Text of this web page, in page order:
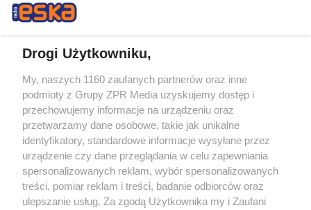
Żaden utwór zamieszczony w serwisie nie może być powielany i
rozpowszechniany lub dalej rozpowszechniany w jakikolwiek sposób (w
tym także elektroniczny lub mechaniczny) na jakimkolwiek polu
eksploatacji w jakiejkolwiek formie, włącznie z umieszczaniem w
Internecie bez pisemnej zgody właściciela praw. Jakiekolwiek użycie lub
wykorzystanie utworów w całości lub w części z naruszeniem prawa,
tzn. bez właściwej zgody, jest zabronione pod groźbą kary i może być
ścigane prawnie.
Drogi Użytkowniku,
My, naszych 1160 zaufanych partnerów oraz inne
podmioty z Grupy ZPR Media uzyskujemy dostęp i
przechowujemy informacje na urządzeniu oraz
przetwarzamy dane osobowe, takie jak unikalne
identyfikatory, standardowe informacje wysyłane przez
urządzenie czy dane przeglądania w celu zapewniania
spersonalizowanych reklam, wybór spersonalizowanych
treści, pomiar reklam i treści, badanie odbiorców oraz
ulepszanie usług. Za zgodą Użytkownika my i Zaufani